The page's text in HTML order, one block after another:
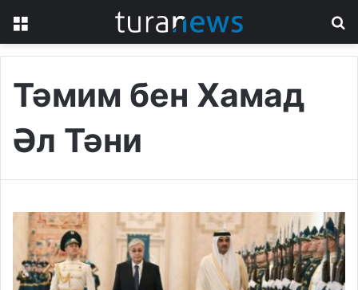
Тәмим бен Хамад
Әл Тәни